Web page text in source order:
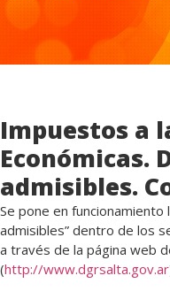
Impuestos a
Económicas.
admisibles.
Se pone en funcionamiento
admisibles” dentro de los
a través de la página web
(http://www.dgrsalta.gov.ar